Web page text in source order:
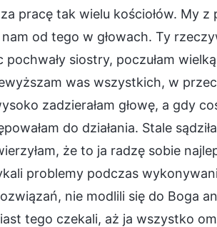
pracę tak wielu kościołów. My
nam od tego w głowach. Ty
pochwały siostry, poczułam
was wszystkich, w
zadzierałam głowę, a gdy
do działania. Stale
że to ja radzę sobie
problemy podczas
nie modlili się do Boga
tego czekali, aż ja wszystko